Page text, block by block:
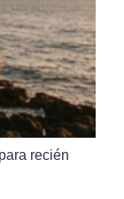
recién